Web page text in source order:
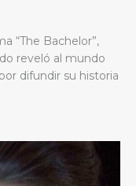
“The Bachelor”,
reveló al mundo
difundir su historia